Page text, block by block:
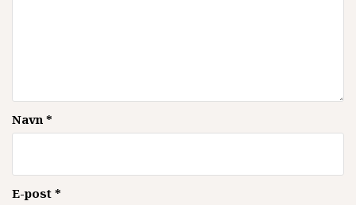
Navn *
E-post *